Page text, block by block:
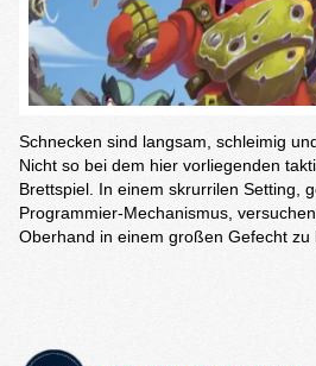
Schnecken sind langsam, schleimig
Nicht so bei dem hier vorliegenden
Brettspiel. In einem skrurrilen Setting,
Programmier-Mechanismus,
Oberhand in einem großen Gefecht zu